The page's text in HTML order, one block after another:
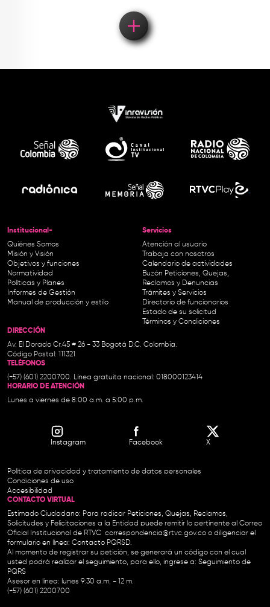
Institucional-
Quiénes Somos
Misión y Visión
Objetivos y funciones
Normatividad
Políticas y Planes
Informes de Gestión
Manual de producción y estilo
Servicios
Atención al usuario
Trabaja con nosotros
Calendario de actividades
Buzón Peticiones, Quejas,
Reclamos y Denuncias
Trámites y Servicios
Directorio de funcionarios
Estado de su solicitud
Términos y Condiciones
DIRECCIÓN
Av. El Dorado Cr.45 # 26 - 33 Bogotá D.C. Colombia.
Código Postal: 111321
TELÉFONOS
(+57) (601) 2200700. Línea gratuita nacional: 018000123414
HORARIO DE ATENCIÓN
Lunes a viernes de 8:00 a.m. a 5:00 p.m.
Instagram Facebook X
Política de privacidad y tratamiento de datos personales
Condiciones de uso
Accesibilidad
CONTACTO VIRTUAL
Estimado Ciudadano: Para radicar Peticiones, Quejas, Reclamos,
Solicitudes y Felicitaciones a la Entidad puede remitir lo pertinente al Correo
Oficial Institucional de RTVC correspondencia@rtvc.gov.co o diligenciar el
formulario en línea: Contacto PQRSD.
Al momento de registrar su petición, se generará un código con el cual
usted podrá realizar el seguimiento, para ello, ingrese a: Seguimiento de
PQRS
Asesor en línea: lunes 9:30 a.m. - 12 m.
(+57) (601) 2200700